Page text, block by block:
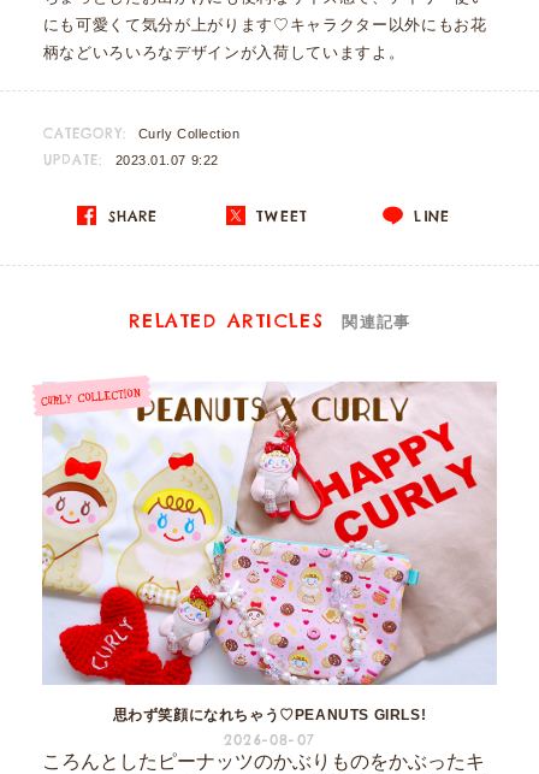
にも可愛くて気分が上がります♡キャラクター以外にもお花
柄などいろいろなデザインが入荷していますよ。
CATEGORY: Curly Collection
UPDATE: 2023.01.07 9:22
SHARE TWEET LINE
RELATED ARTICLES 関連記事
思わず笑顔になれちゃう♡PEANUTS GIRLS!
2026-08-07
ころんとしたピーナッツのかぶりものをかぶったキ